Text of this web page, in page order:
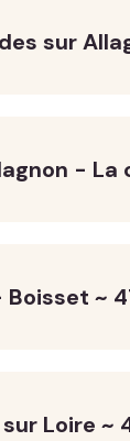
sur
- La
Boisset ~
Loire ~